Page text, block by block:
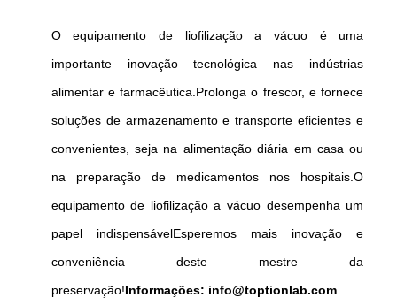
O equipamento de liofilização a vácuo é uma
importante inovação tecnológica nas indústrias
alimentar e farmacêutica.Prolonga o frescor, e fornece
soluções de armazenamento e transporte eficientes e
convenientes, seja na alimentação diária em casa ou
na preparação de medicamentos nos hospitais.O
equipamento de liofilização a vácuo desempenha um
papel indispensávelEsperemos mais inovação e
conveniência deste mestre da
preservação!Informações: info@toptionlab.com.